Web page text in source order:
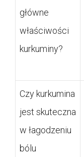
główne
właściwości
kurkuminy?
Czy kurkumina
jest skuteczna
w łagodzeniu
bólu